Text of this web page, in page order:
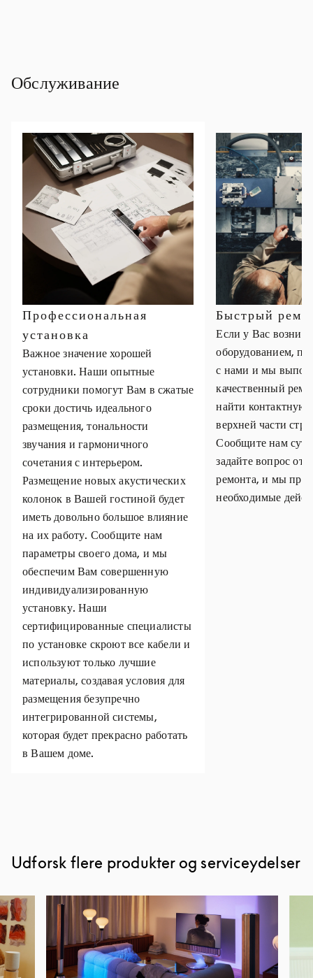
Обслуживание
Профессиональная
установка
Важное значение хорошей
установки. Наши опытные
сотрудники помогут Вам в сжатые
сроки достичь идеального
размещения, тональности
звучания и гармоничного
сочетания с интерьером.
Размещение новых акустических
колонок в Вашей гостиной будет
иметь довольно большое влияние
на их работу. Сообщите нам
параметры своего дома, и мы
обеспечим Вам совершенную
индивидуализированную
установку. Наши
сертифицированные специалисты
по установке скроют все кабели и
используют только лучшие
материалы, создавая условия для
размещения безупречно
интегрированной системы,
которая будет прекрасно работать
в Вашем доме.
Быстрый
Если у Вас
оборудованием,
с нами и мы
качественный
найти
верхней части
Сообщите нам
задайте вопрос
ремонта, и мы
необходимые
Udforsk flere produkter og serviceydelser